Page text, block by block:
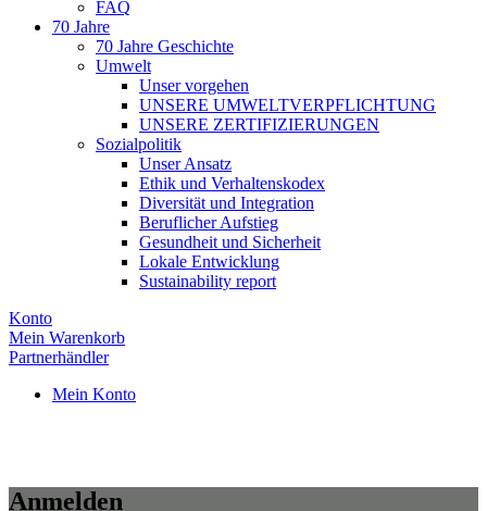
FAQ
70 Jahre
70 Jahre Geschichte
Umwelt
Unser vorgehen
UNSERE UMWELTVERPFLICHTUNG
UNSERE ZERTIFIZIERUNGEN
Sozialpolitik
Unser Ansatz
Ethik und Verhaltenskodex
Diversität und Integration
Beruflicher Aufstieg
Gesundheit und Sicherheit
Lokale Entwicklung
Sustainability report
Konto
Mein Warenkorb
Partnerhändler
Mein Konto
Anmelden